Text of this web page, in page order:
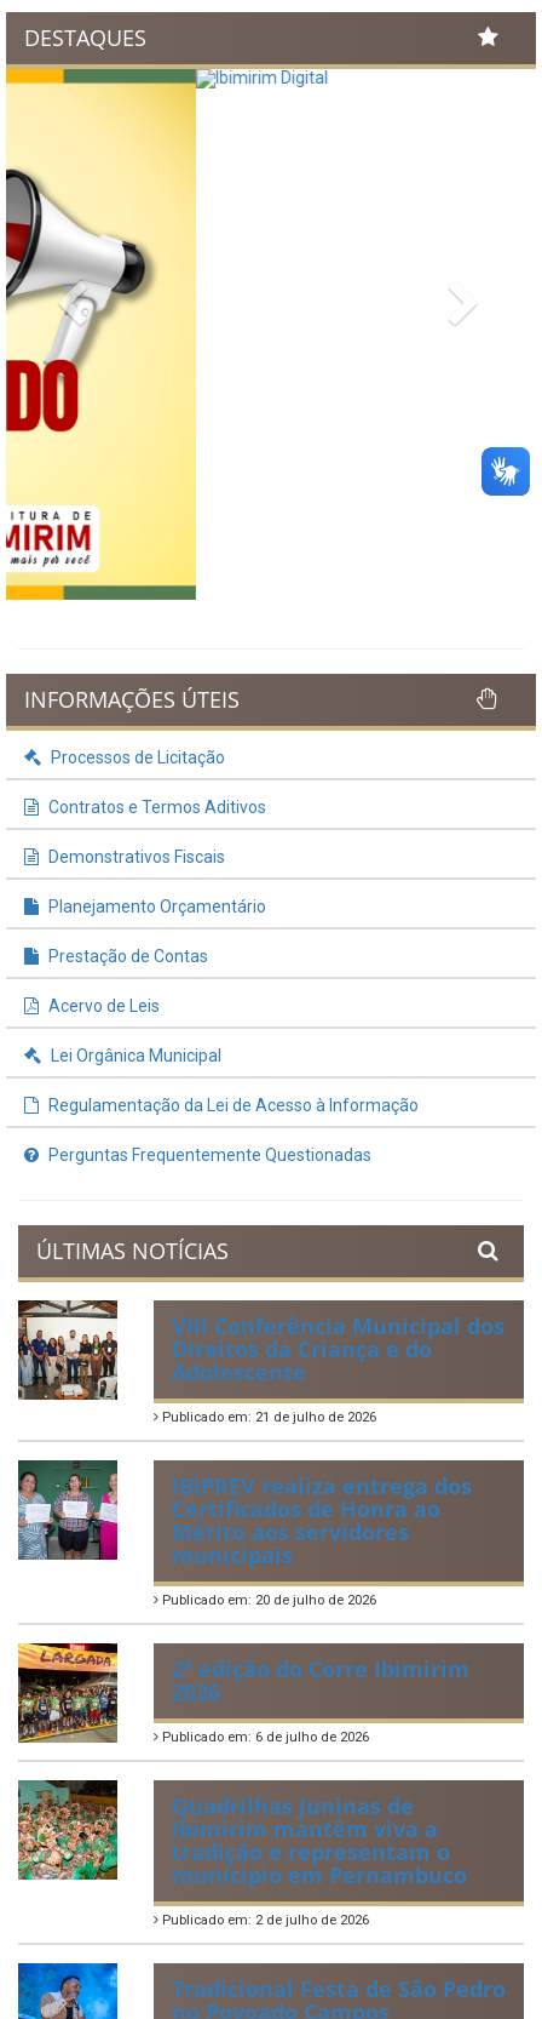
DESTAQUES
Previous
INFORMAÇÕES ÚTEIS
Processos de Licitação
Contratos e Termos Aditivos
Demonstrativos Fiscais
Lei Orgânica Municipal
ÚLTIMAS NOTÍCIAS
VIII Conferência Municipal dos
Direitos da Criança e do
Adolescente
Publicado em: 21 de julho de 2026
IBIPREV realiza entrega dos
Mérito aos servidores
municipais
2ª edição do Corre Ibimirim
Publicado em: 6 de julho de 2026
Quadrilhas Juninas de
Ibimirim mantêm viva a
tradição e representam o
munícipio em Pernambuco
Publicado em: 2 de julho de 2026
Tradicional Festa de São Pedro
no Povoado Campos
Publicado em: 30 de junho de 2026
88ª Tradicional Festa de Santo
Antônio fortalece cultura,
tradição e movimenta a
economia de Ibimirim
Publicado em: 14 de junho de 2026
Dia Municipal do Evangélico
promete noite de fé e louvor
em Ibimirim
Publicado em: 17 de março de 2026
Ibimirim inicia contagem
regressiva para o Dia
Municipal do Evangélico 2026